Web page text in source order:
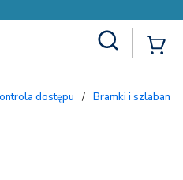
Kontrola dostępu / Bramki i szlabany